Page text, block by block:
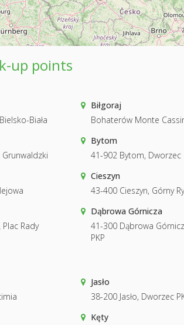
up points
Biała
Biłgoraj
Bohaterów Monte
Bytom
41-902 Bytom, Dworzec
Cieszyn
43-400 Cieszyn, Górny
Rady
Dąbrowa Górnicza
41-300 Dąbrowa
PKP
Jasło
38-200 Jasło, Dworzec
Kęty